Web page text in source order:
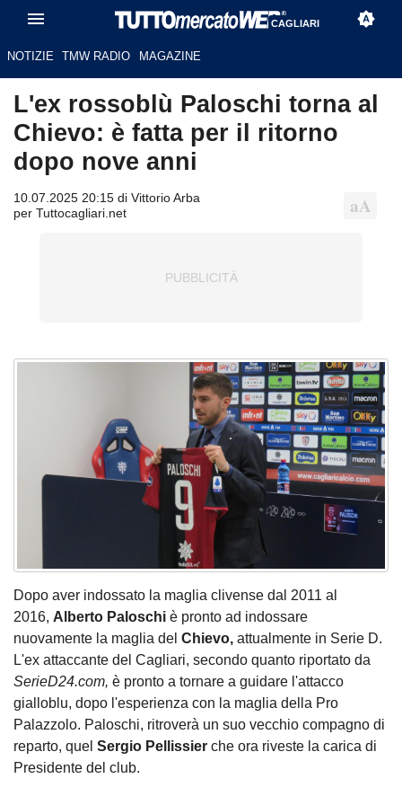
CAGLIARI
NOTIZIE TMW RADIO MAGAZINE
L'ex rossoblù Paloschi torna al
Chievo: è fatta per il ritorno
dopo nove anni
10.07.2025 20:15 di Vittorio Arba
per Tuttocagliari.net
Dopo aver indossato la maglia clivense dal 2011 al
2016, Alberto Paloschi è pronto ad indossare
nuovamente la maglia del Chievo, attualmente in Serie D.
L'ex attaccante del Cagliari, secondo quanto riportato da
SerieD24.com, è pronto a tornare a guidare l'attacco
gialloblu, dopo l'esperienza con la maglia della Pro
Palazzolo. Paloschi, ritroverà un suo vecchio compagno di
reparto, quel Sergio Pellissier che ora riveste la carica di
Presidente del club.